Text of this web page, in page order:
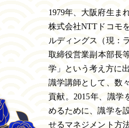
1979年、大阪府生ま
株式会社NTTドコモ
ルディングス（現：
取締役営業副本部長
学」という考え方に
識学講師として、数
貢献。2015年、識学
めるために、識学を
せるマネジメント方